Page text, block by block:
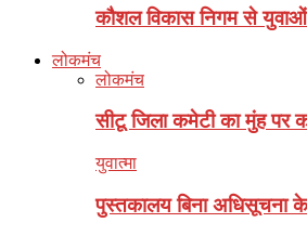
कौशल विकास निगम से युवाओं
लोकमंच
लोकमंच
सीटू जिला कमेटी का मुंह पर
युवात्मा
पुस्तकालय बिना अधिसूचना